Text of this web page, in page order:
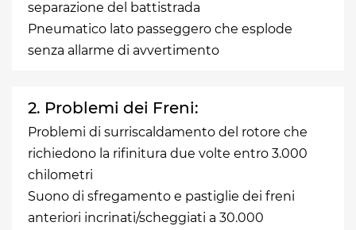
separazione del battistrada
Pneumatico lato passeggero che esplode
senza allarme di avvertimento
2. Problemi dei Freni:
Problemi di surriscaldamento del rotore che
richiedono la rifinitura due volte entro 3.000
chilometri
Suono di sfregamento e pastiglie dei freni
anteriori incrinati/scheggiati a 30.000